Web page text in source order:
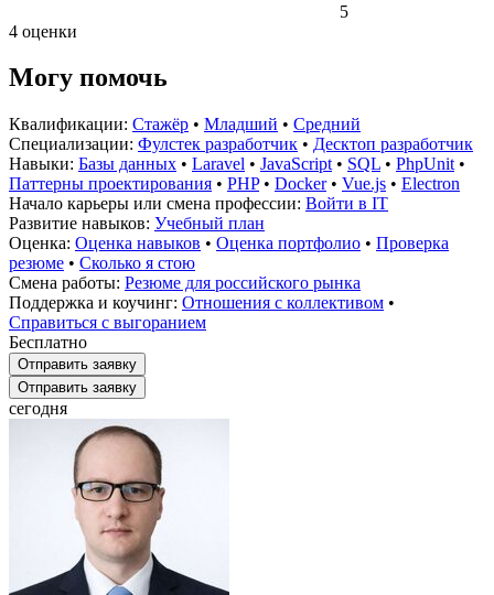
5
4 оценки
Могу помочь
Квалификации: Стажёр • Младший • Средний
Специализации: Фулстек разработчик • Десктоп разработчик
Навыки: Базы данных • Laravel • JavaScript • SQL • PhpUnit •
Паттерны проектирования • PHP• Docker• Vue.js • Electron
Начало карьеры или смена профессии: Войти в IT
Развитие навыков: Учебный план
Оценка: Оценка навыков • Оценка портфолио • Проверка
резюме • Сколько я стою
Смена работы: Резюме для российского рынка
Поддержка и коучинг: Отношения с коллективом •
Справиться с выгоранием
Бесплатно
Отправить заявку
Отправить заявку
сегодня